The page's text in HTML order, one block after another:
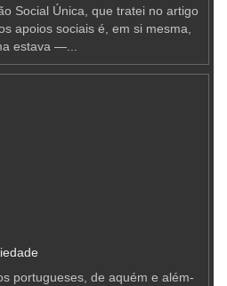
Social Única, que tratei no artigo
apoios sociais é, em si mesma,
estava —...
portugueses, de aquém e além-